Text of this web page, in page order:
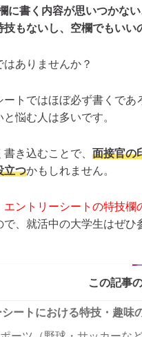
に書く内容が思いつかな
技もないし、空欄でもい
ありませんか？
ートではほぼ必ず書くで
悩む人は多いです。
き込むことで、 面接官の
立つかもしれません。
エントリーシートの特技欄
、就活中の大学生はぜひ
この記事
ートにおける特技・趣味